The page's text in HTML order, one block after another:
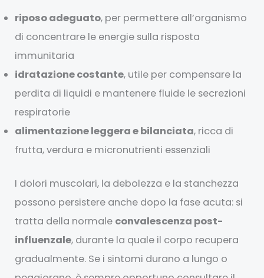
riposo adeguato, per permettere all’organismo
di concentrare le energie sulla risposta
immunitaria
idratazione costante, utile per compensare la
perdita di liquidi e mantenere fluide le secrezioni
respiratorie
alimentazione leggera e bilanciata, ricca di
frutta, verdura e micronutrienti essenziali
I dolori muscolari, la debolezza e la stanchezza
possono persistere anche dopo la fase acuta: si
tratta della normale convalescenza post-
influenzale, durante la quale il corpo recupera
gradualmente. Se i sintomi durano a lungo o